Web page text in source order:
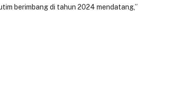
berimbang di tahun 2024 mendatang,”